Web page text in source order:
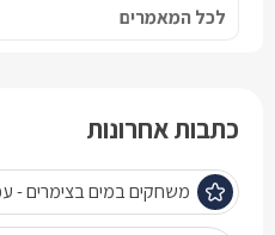
לכל המאמרים
כתבות אחרונות
משחקים במים בצימרים -